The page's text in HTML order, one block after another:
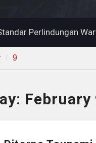
Perlindungan
9
February